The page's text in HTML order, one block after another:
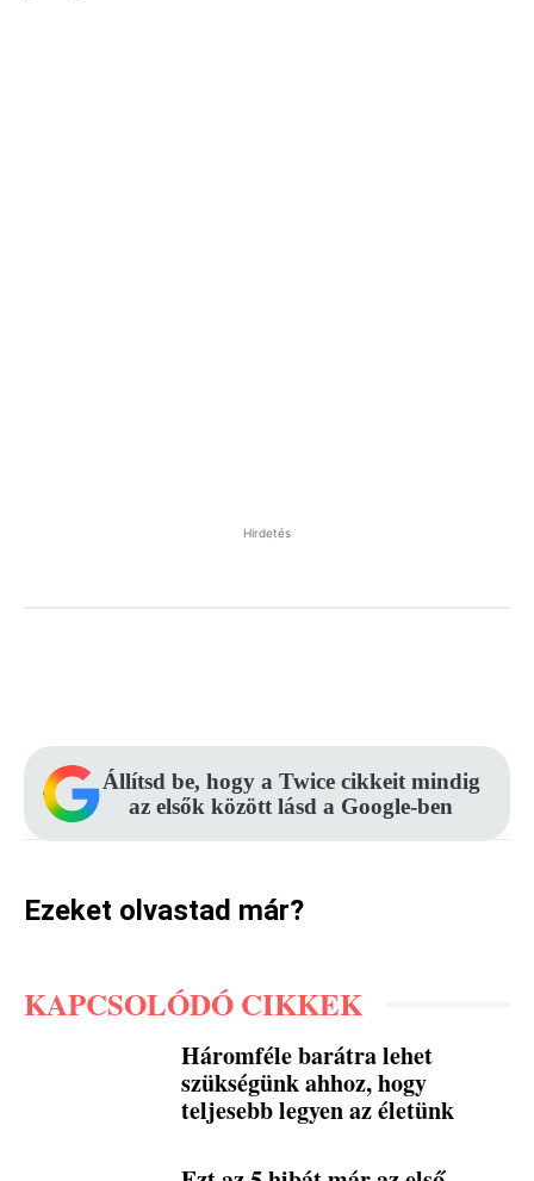
Hirdetés
Állítsd be, hogy a Twice cikkeit mindig
az elsők között lásd a Google-ben
Ezeket olvastad már?
KAPCSOLÓDÓ CIKKEK
Háromféle barátra lehet
szükségünk ahhoz, hogy
teljesebb legyen az életünk